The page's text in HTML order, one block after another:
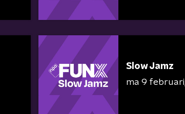
Slow Jamz
ma 9 februari